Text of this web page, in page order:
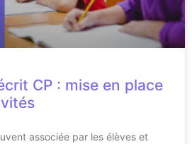
CP : mise en place
associée par les élèves et